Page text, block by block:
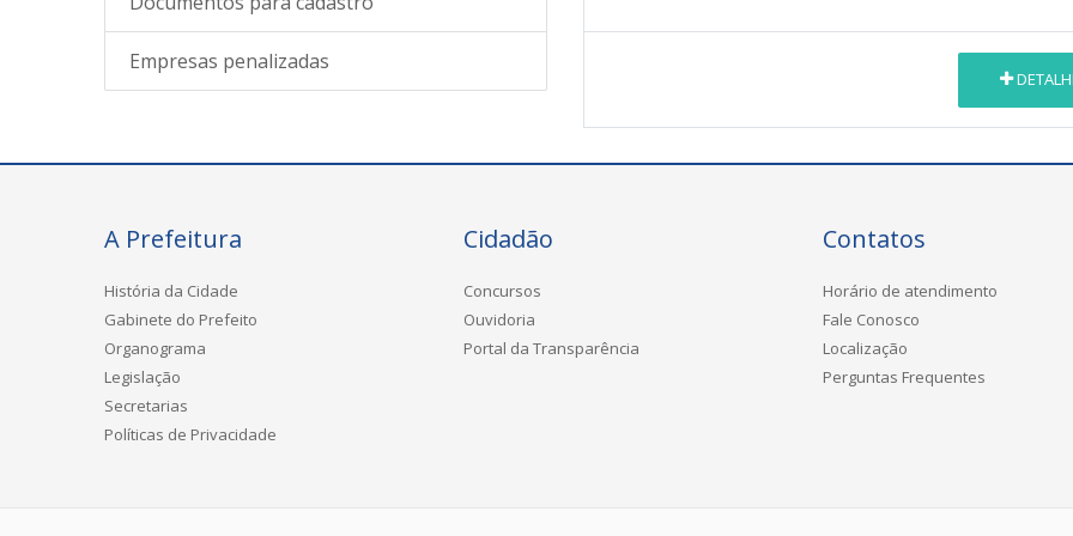
Empresas penalizadas
A Prefeitura
História da Cidade
Gabinete do Prefeito
Organograma
Legislação
Secretarias
Políticas de Privacidade
Cidadão
Concursos
Ouvidoria
Portal da Transparência
Contatos
Horário de atendimento
Fale Conosco
Localização
Perguntas Frequentes